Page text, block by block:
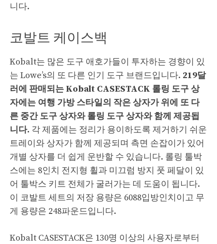
니다.
코발트 케이스백
Kobalt는 많은 도구 애호가들이 투자하는 경향이 있
는 Lowe’s의 또 다른 인기 도구 브랜드입니다. 219달
러에 판매되는 Kobalt CASESTACK 롤링 도구 상
자에는 여행 가방 스타일의 작은 상자가 위에 또 다
른 중간 도구 상자와 롤링 도구 상자와 함께 제공됩
니다. 각 제품에는 정리가 용이하도록 제거하기 쉬운
트레이와 상자가 함께 제공되며 측면 손잡이가 있어
개별 상자를 더 쉽게 운반할 수 있습니다. 롤링 툴박
스에는 8인치 전지형 휠과 미끄럼 방지 풋 페달이 있
어 툴박스 키트 전체가 굴러가는 데 도움이 됩니다.
이 코발트 세트의 저장 용량은 6088입방인치이고 무
게 용량은 248파운드입니다.
Kobalt CASESTACK은 130명 이상의 사용자로부터